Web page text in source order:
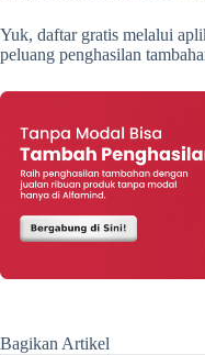
Yuk, daftar gratis melalui
peluang penghasilan
Bagikan Artikel